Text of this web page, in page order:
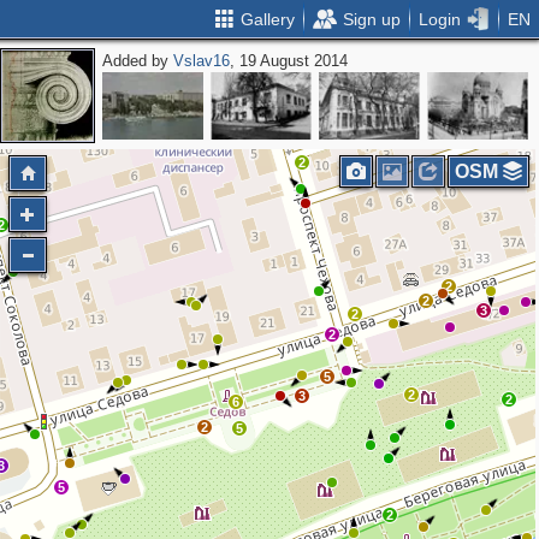
Gallery Sign up Login EN
Added byVslav16, 19 August 2014
3
2
2
2
2
5
2
3
5
2
6
2
2
2
3
3
5
2
2
OSM